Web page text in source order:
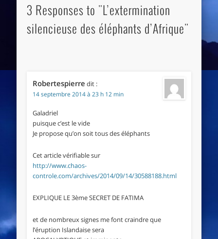
3 Responses to "L’extermination
silencieuse des éléphants d’Afrique"
Robertespierre dit :
14 septembre 2014 à 23 h 12 min
Galadriel
puisque c’est le vide
Je propose qu’on soit tous des éléphants
Cet article vérifiable sur
http://www.chaos-
controle.com/archives/2014/09/14/30588188.html
EXPLIQUE LE 3ème SECRET DE FATIMA
et de nombreux signes me font craindre que
l’éruption Islandaise sera